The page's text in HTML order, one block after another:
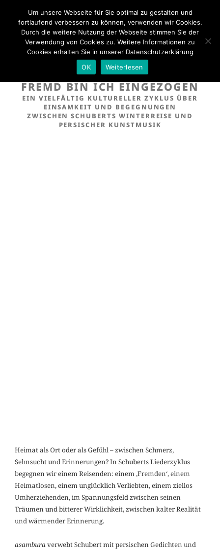
springenASAMBURA
cultural dialogues | musical classical traditions | avantgarde
Menü
FREMD BIN ICH EINGEZOGEN
EIN VIELFÄLTIG KULTURELLER ZYKLUS ÜBER
EINSAMKEIT UND BEGEGNUNGEN
ZWISCHEN SCHUBERTS WINTERREISE UND
PERSISCHER KUNSTMUSIK
Heimat als Ort oder als Gefühl – zwischen Schmerz,
Sehnsucht und Erinnerungen? In Schuberts Liederzyklus
begegnen wir einem Reisenden: einem ‚Fremden‘, einem
Heimatlosen, einem unglücklich Verliebten, einem ziellos
Umherziehenden, im Spannungsfeld zwischen seinen
Träumen und bitterer Wirklichkeit, zwischen kalter Realität
und wärmender Erinnerung.
asamburaverwebt Schubert mit persischen Gedichten und
Um unsere Webseite für Sie optimal zu gestalten und
fortlaufend verbessern zu können, verwenden wir Cookies.
Durch die weitere Nutzung der Webseite stimmen Sie der
Verwendung von Cookies zu. Weitere Informationen zu
Cookies erhalten Sie in unserer Datenschutzerklärung
OK
Weiterlesen